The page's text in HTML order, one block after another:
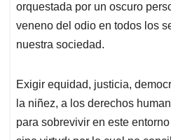
orquestada por un oscuro
veneno del odio en todos los
nuestra sociedad.
Exigir equidad, justicia,
la niñez, a los derechos
para sobrevivir en este